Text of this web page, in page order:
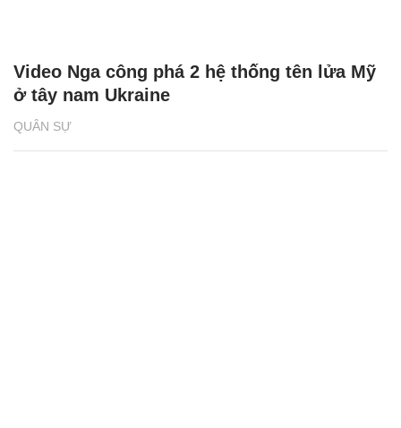
QUÂN SỰ
Video Nga công phá 2 hệ thống tên lửa Mỹ
ở tây nam Ukraine